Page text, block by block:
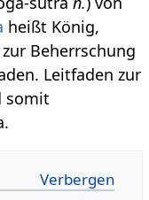
heißt König,
Beherrschung
Leitfaden zur
somit